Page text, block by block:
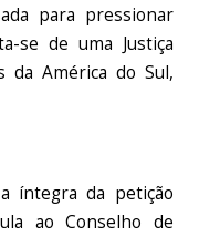
para pressionar
se de uma Justiça
da América do Sul,
íntegra da petição
ao Conselho de